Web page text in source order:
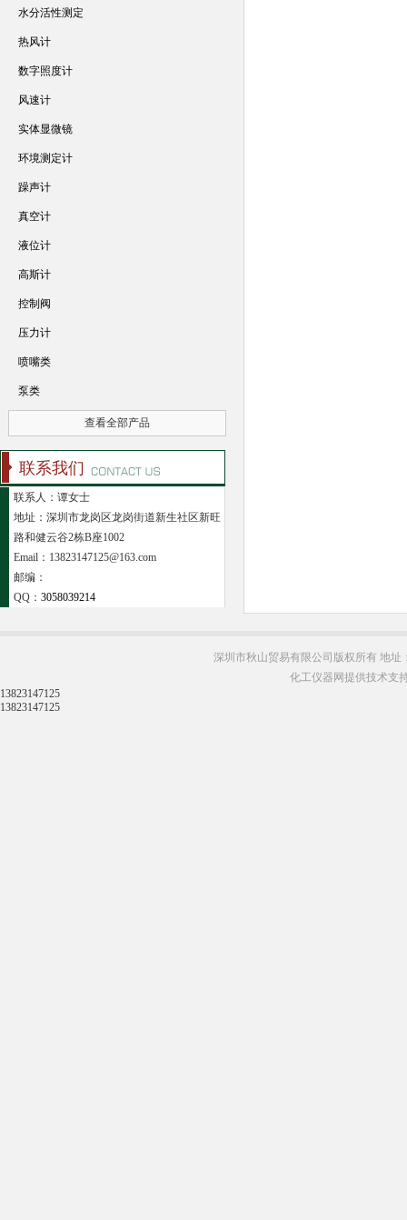
水分活性测定
热风计
数字照度计
风速计
实体显微镜
环境测定计
躁声计
真空计
液位计
高斯计
控制阀
压力计
喷嘴类
泵类
查看全部产品
联系我们
联系人：谭女士
地址：深圳市龙岗区龙岗街道新生社区新旺
路和健云谷2栋B座1002
Email：13823147125@163.com
邮编：
QQ： 3058039214
深圳市秋山贸易有限公司版权所有 地址
化工仪器网提供技术支
13823147125
13823147125